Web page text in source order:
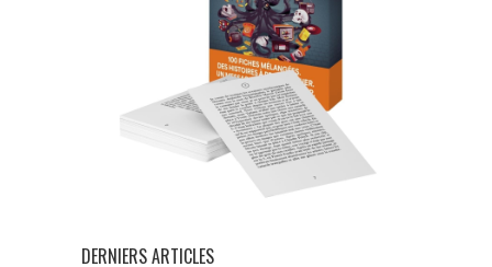
DERNIERS ARTICLES